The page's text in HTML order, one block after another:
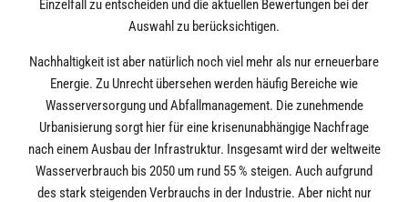
Einzelfall zu entscheiden und die aktuellen Bewertungen bei der
Auswahl zu berücksichtigen.
Nachhaltigkeit ist aber natürlich noch viel mehr als nur erneuerbare
Energie. Zu Unrecht übersehen werden häufig Bereiche wie
Wasserversorgung und Abfallmanagement. Die zunehmende
Urbanisierung sorgt hier für eine krisenunabhängige Nachfrage
nach einem Ausbau der Infrastruktur. Insgesamt wird der weltweite
Wasserverbrauch bis 2050 um rund 55 % steigen. Auch aufgrund
des stark steigenden Verbrauchs in der Industrie. Aber nicht nur